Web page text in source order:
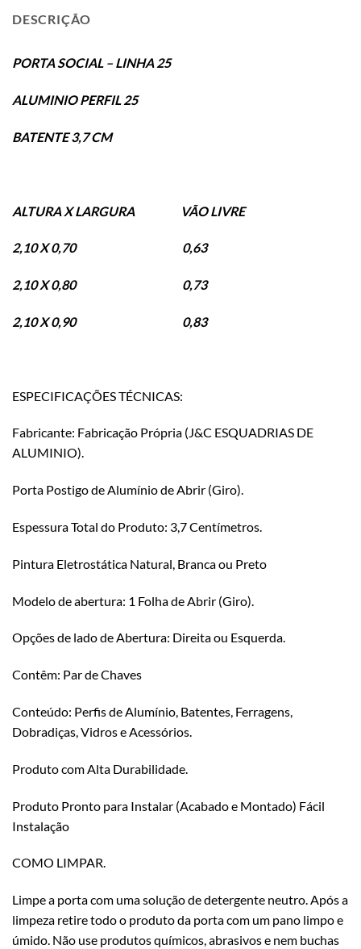
DESCRIÇÃO
PORTA SOCIAL – LINHA 25
ALUMINIO PERFIL 25
BATENTE 3,7 CM
ALTURA X LARGURA VÃO LIVRE
2,10 X 0,70 0,63
2,10 X 0,80 0,73
2,10 X 0,90 0,83
ESPECIFICAÇÕES TÉCNICAS:
Fabricante: Fabricação Própria (J&C ESQUADRIAS DE
ALUMINIO).
Porta Postigo de Alumínio de Abrir (Giro).
Espessura Total do Produto: 3,7 Centímetros.
Pintura Eletrostática Natural, Branca ou Preto
Modelo de abertura: 1 Folha de Abrir (Giro).
Opções de lado de Abertura: Direita ou Esquerda.
Contêm: Par de Chaves
Conteúdo: Perfis de Alumínio, Batentes, Ferragens,
Dobradiças, Vidros e Acessórios.
Produto com Alta Durabilidade.
Produto Pronto para Instalar (Acabado e Montado) Fácil
Instalação
COMO LIMPAR.
Limpe a porta com uma solução de detergente neutro. Após a
limpeza retire todo o produto da porta com um pano limpo e
úmido. Não use produtos químicos, abrasivos e nem buchas